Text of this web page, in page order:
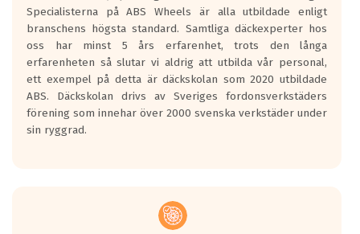
längsta.
Inga D eller G betyg delas ut för
personbilar och lätta lastbilar.
Betyget sätts efter ett test där däcken
skall bromsa in på en väg där det ligger
0.5-1.5 mm vatten.
I 80km/h kommer skillnaden på
Vid körning i över 50km/h brukar
Specialisterna på ABS Wheels är alla utbildade enligt
branschens högsta standard. Samtliga däckexperter hos
oss har minst 5 års erfarenhet, trots den långa
erfarenheten så slutar vi aldrig att utbilda vår personal,
ett exempel på detta är däckskolan som 2020 utbildade
ABS. Däckskolan drivs av Sveriges fordonsverkstäders
förening som innehar över 2000 svenska verkstäder under
sin ryggrad.